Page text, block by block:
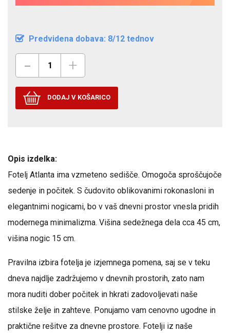
Predvidena dobava: 8/12 tednov
- +
DODAJ V KOŠARICO
Opis izdelka:
Fotelj Atlanta ima vzmeteno sedišče. Omogoča sproščujoče
sedenje in počitek. S čudovito oblikovanimi rokonasloni in
elegantnimi nogicami, bo v vaš dnevni prostor vnesla pridih
modernega minimalizma. Višina sedežnega dela cca 45 cm,
višina nogic 15 cm.
Pravilna izbira fotelja je izjemnega pomena, saj se v teku
dneva najdlje zadržujemo v dnevnih prostorih, zato nam
mora nuditi dober počitek in hkrati zadovoljevati naše
stilske želje in zahteve. Ponujamo vam cenovno ugodne in
praktične rešitve za dnevne prostore. Fotelji iz naše